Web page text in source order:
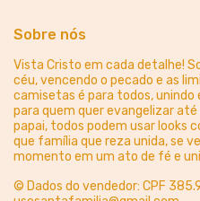
Camiseta Quality Infantil (10 a
14) - Nossa Senhora
Aparecida
R$ 84,90
10, 12, 14